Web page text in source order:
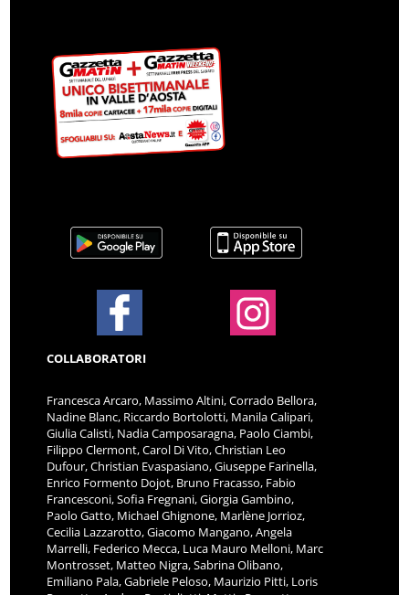
COLLABORATORI
Francesca Arcaro, Massimo Altini, Corrado Bellora,
Nadine Blanc, Riccardo Bortolotti, Manila Calipari,
Giulia Calisti, Nadia Camposaragna, Paolo Ciambi,
Filippo Clermont, Carol Di Vito, Christian Leo
Dufour, Christian Evaspasiano, Giuseppe Farinella,
Enrico Formento Dojot, Bruno Fracasso, Fabio
Francesconi, Sofia Fregnani, Giorgia Gambino,
Paolo Gatto, Michael Ghignone, Marlène Jorrioz,
Cecilia Lazzarotto, Giacomo Mangano, Angela
Marrelli, Federico Mecca, Luca Mauro Melloni, Marc
Montrosset, Matteo Nigra, Sabrina Olibano,
Emiliano Pala, Gabriele Peloso, Maurizio Pitti, Loris